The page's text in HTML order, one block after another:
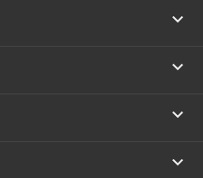



